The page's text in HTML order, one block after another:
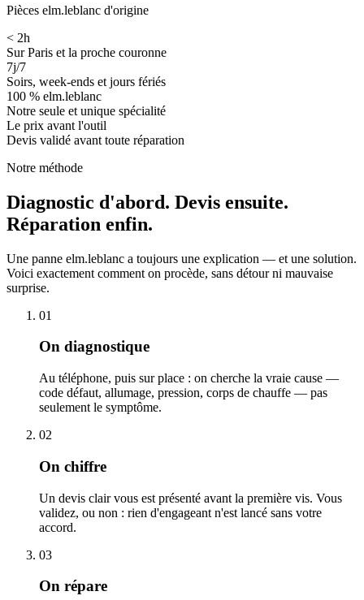
Pièces elm.leblanc d'origine
< 2h
Sur Paris et la proche couronne
7j/7
Soirs, week-ends et jours fériés
100 % elm.leblanc
Notre seule et unique spécialité
Le prix avant l'outil
Devis validé avant toute réparation
Notre méthode
Diagnostic d'abord. Devis ensuite.
Réparation enfin.
Une panne elm.leblanc a toujours une explication — et une solution.
Voici exactement comment on procède, sans détour ni mauvaise
surprise.
01
On diagnostique
Au téléphone, puis sur place : on cherche la vraie cause —
code défaut, allumage, pression, corps de chauffe — pas
seulement le symptôme.
02
On chiffre
Un devis clair vous est présenté avant la première vis. Vous
validez, ou non : rien d'engageant n'est lancé sans votre
accord.
03
On répare